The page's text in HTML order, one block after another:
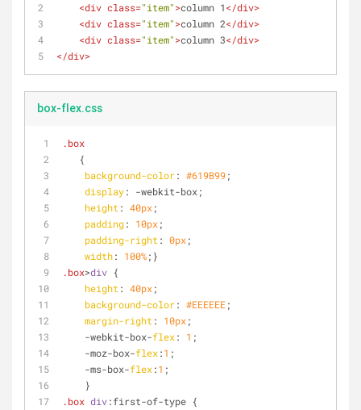
<div class="item">column 1</div>
<div class="item">column 2</div>
<div class="item">column 3</div>
</div>
box-flex.css
.box
   {
background-color: #619B99;
display: -webkit-box;
height : 40px;
padding: 10px;
padding-right : 0px;
width: 100%;}
.box>div {
height : 40px;
background-color: #EEEEEE;
margin-right : 10px;
    -webkit-box-
flex: 1 ;
    -moz-box-
flex:1 ;
    -ms-box-
flex:1 ;
    }
.box div:first-of-type {